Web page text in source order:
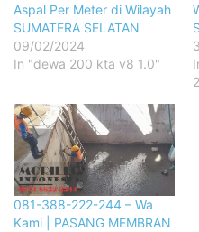
Aspal Per Meter di Wilayah
SUMATERA SELATAN
09/02/2024
In "dewa 200 kta v8 1.0"
081-388-222-244 – Wa
Kami | PASANG MEMBRAN